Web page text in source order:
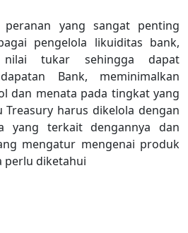
peranan yang sangat penting
pengelola likuiditas bank,
tukar sehingga dapat
Bank, meminimalkan
dan menata pada tingkat yang
harus dikelola dengan
yang terkait dengannya dan
mengatur mengenai produk
perlu diketahui